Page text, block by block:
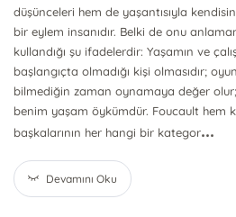
düşünceleri hem de yaşantısıyla
bir eylem insanıdır. Belki de onu
kullandığı şu ifadelerdir: Yaşamın ve
başlangıçta olmadığı kişi olmasıdır;
bilmediğin zaman oynamaya değer
benim yaşam öykümdür. Foucault hem
başkalarının her hangi bir kategor...
Devamını Oku